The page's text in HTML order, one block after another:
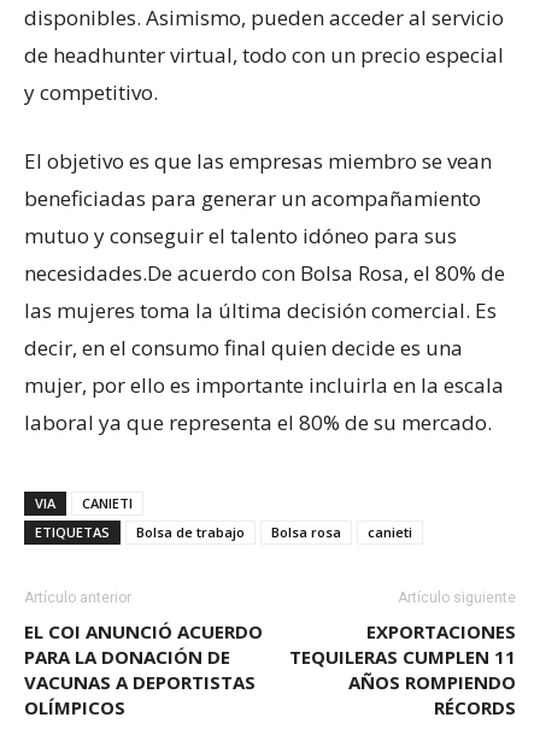
disponibles. Asimismo, pueden acceder al servicio
de headhunter virtual, todo con un precio especial
y competitivo.
El objetivo es que las empresas miembro se vean
beneficiadas para generar un acompañamiento
mutuo y conseguir el talento idóneo para sus
necesidades.De acuerdo con Bolsa Rosa, el 80% de
las mujeres toma la última decisión comercial. Es
decir, en el consumo final quien decide es una
mujer, por ello es importante incluirla en la escala
laboral ya que representa el 80% de su mercado.
VIA
CANIETI
ETIQUETAS
Bolsa de trabajo Bolsa rosa canieti
Artículo anterior
EL COI ANUNCIÓ ACUERDO
PARA LA DONACIÓN DE
VACUNAS A DEPORTISTAS
OLÍMPICOS
Artículo siguiente
EXPORTACIONES
TEQUILERAS CUMPLEN 11
AÑOS ROMPIENDO
RÉCORDS